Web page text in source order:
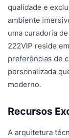
qualidade e
ambiente
uma curadoria
222VIP reside
preferências de
personalizada
moderno.
Recursos
A arquitetura